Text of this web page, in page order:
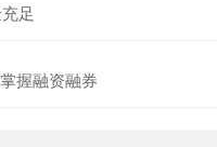
足
握融资融券